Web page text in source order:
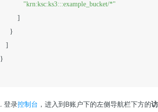
"krn:ksc:ks3:::example_bucket/*"
]
}
]
}
登录控制台 ，进入到B账户下的左侧导航栏下方的